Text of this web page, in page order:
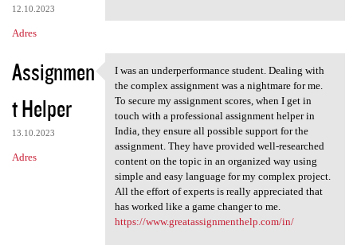
12.10.2023
Adres
Assignmen
t Helper
13.10.2023
Adres
I was an underperformance
I was an underperformance student. Dealing with
the complex assignment was a nightmare for me.
To secure my assignment scores, when I get in
touch with a professional assignment helper in
India, they ensure all possible support for the
assignment. They have provided well-researched
content on the topic in an organized way using
simple and easy language for my complex project.
All the effort of experts is really appreciated that
has worked like a game changer to me.
https://www.greatassignmenthelp.com/in/